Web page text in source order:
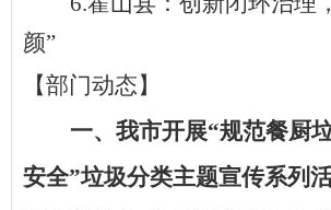
颜”
【部门动态】
一、我市开展“规范餐厨
安全”垃圾分类主题宣传系列活